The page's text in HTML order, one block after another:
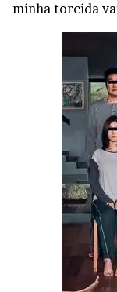
minha torcida